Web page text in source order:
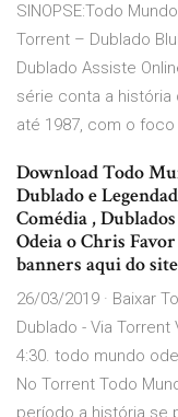
SINOPSE:Todo
Torrent – Dublado
Dublado Assiste
série conta a história
até 1987, com o foco
Download Todo
Dublado e
Comédia ,
Odeia o Chris
banners aqui do
26/03/2019 · Baixar
Dublado - Via
4:30. todo mundo
No Torrent Todo